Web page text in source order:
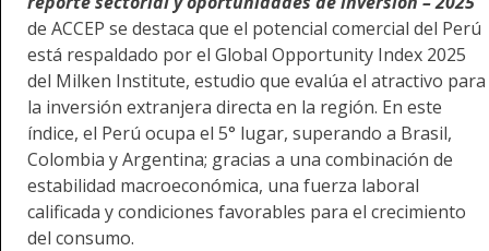
de ACCEP se destaca que el potencial comercial del Perú
está respaldado por el Global Opportunity Index 2025
del Milken Institute, estudio que evalúa el atractivo para
la inversión extranjera directa en la región. En este
índice, el Perú ocupa el 5° lugar, superando a Brasil,
Colombia y Argentina; gracias a una combinación de
estabilidad macroeconómica, una fuerza laboral
calificada y condiciones favorables para el crecimiento
del consumo.